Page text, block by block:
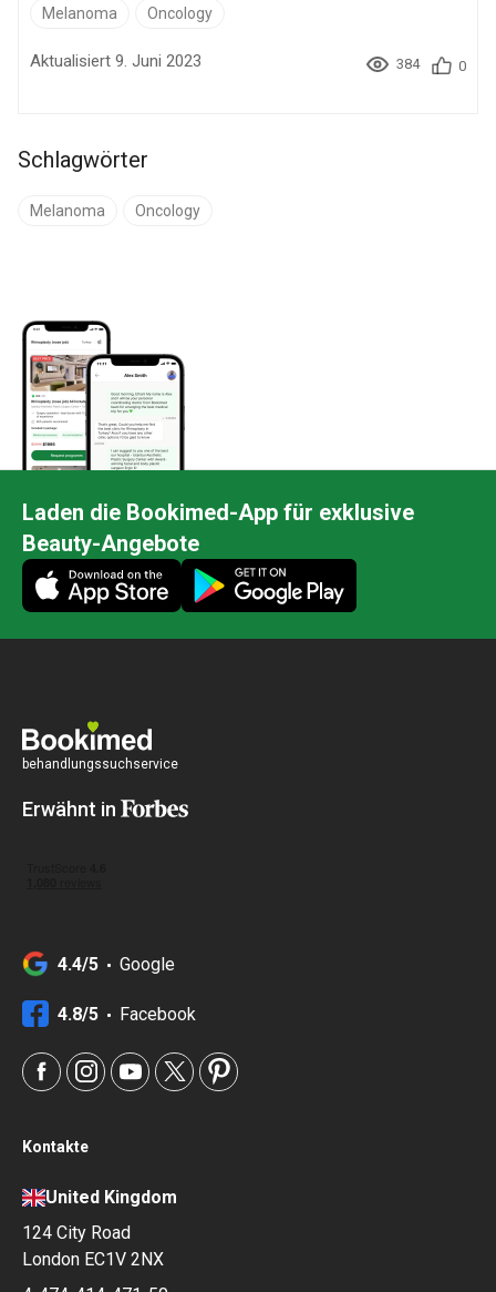
Fragen Das Melanom ist eine bösartige Neubildung, die in 90 %
normalerweise als Hautkrebs (oder Hautmelanom)
bezeichnet. Ein Melanom kann einfach mit gutartigen
Melanoma Oncology
Aktualisiert 9. Juni 2023 384 0
Schlagwörter
Melanoma Oncology
Laden die Bookimed-App für exklusive
Beauty-Angebote
behandlungssuchservice
Erwähnt in
4.4/5 Google
4.8/5 Facebook
Kontakte
United Kingdom
124 City Road
London EC1V 2NX